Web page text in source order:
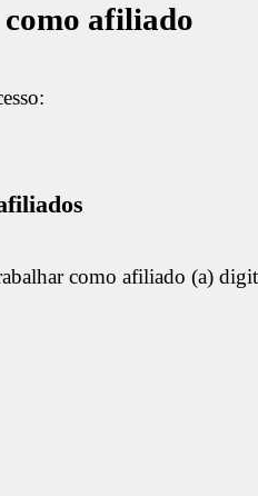
afiliado
como afiliado (a)